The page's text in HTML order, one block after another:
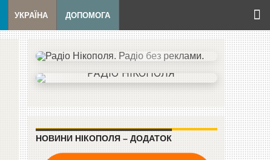
УКРАЇНА ДОПОМОГА
НОВИНИ НІКОПОЛЯ – ДОДАТОК